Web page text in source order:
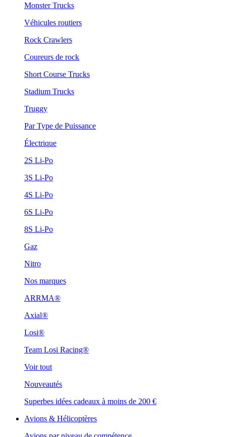
Monster Trucks
Véhicules routiers
Rock Crawlers
Coureurs de rock
Short Course Trucks
Stadium Trucks
Truggy
Par Type de Puissance
Électrique
2S Li-Po
3S Li-Po
4S Li-Po
6S Li-Po
8S Li-Po
Gaz
Nitro
Nos marques
ARRMA®
Axial®
Losi®
Team Losi Racing®
Voir tout
Nouveautés
Superbes idées cadeaux à moins de 200 €
Avions & Hélicoptères